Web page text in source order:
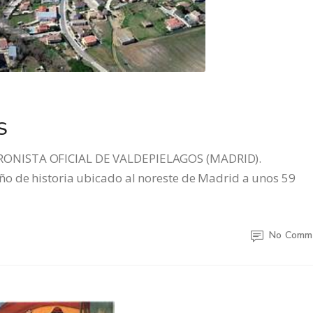
OFICIAL DE VALDEPIELAGOS (MADRID).
de historia ubicado al noreste de Madrid a unos 59
No